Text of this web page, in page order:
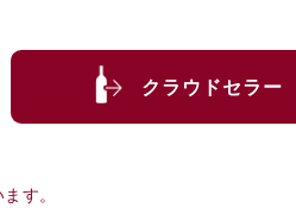
クラウドセラー
す。